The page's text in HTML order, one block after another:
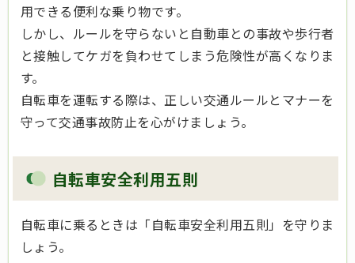
用できる便利な乗り物です。
しかし、ルールを守らないと自動車との事故や歩行者
と接触してケガを負わせてしまう危険性が高くなりま
す。
自転車を運転する際は、正しい交通ルールとマナーを
守って交通事故防止を心がけましょう。
自転車安全利用五則
自転車に乗るときは「自転車安全利用五則」を守りま
しょう。